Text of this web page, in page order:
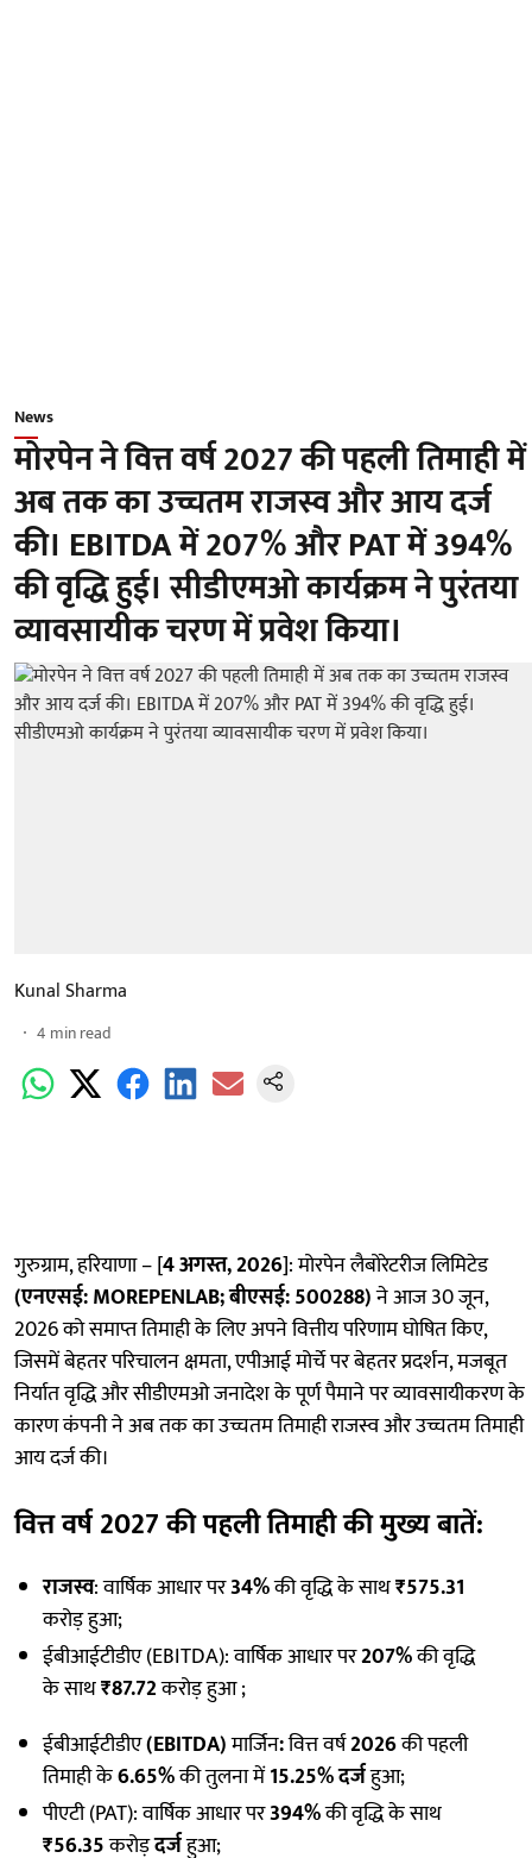
News
मोरपेन ने वित्त वर्ष 2027 की पहली तिमाही में
अब तक का उच्चतम राजस्व और आय दर्ज
की। EBITDA में 207% और PAT में 394%
की वृद्धि हुई। सीडीएमओ कार्यक्रम ने पुरंतया
व्यावसायीक चरण में प्रवेश किया।
Kunal Sharma
4 min read
गुरुग्राम, हरियाणा – [4 अगस्त, 2026]: मोरपेन लैबोरेटरीज लिमिटेड
(एनएसई:MOREPENLAB; बीएसई: 500288)ने आज 30 जून,
2026 को समाप्त तिमाही के लिए अपने वित्तीय परिणाम घोषित किए,
जिसमें बेहतर परिचालन क्षमता, एपीआई मोर्चे पर बेहतर प्रदर्शन, मजबूत
निर्यात वृद्धि और सीडीएमओ जनादेश के पूर्ण पैमाने पर व्यावसायीकरण के
कारण कंपनी ने अब तक का उच्चतम तिमाही राजस्व और उच्चतम तिमाही
आय दर्ज की।
वित्त वर्ष 2027 की पहली तिमाही की मुख्य बातें:
राजस्व: वार्षिक आधार पर34%की वृद्धि के साथ₹575.31
करोड़ हुआ;
ईबीआईटीडीए (EBITDA): वार्षिक आधार पर207%की वृद्धि
के साथ₹87.72करोड़ हुआ ;
ईबीआईटीडीए(EBITDA)मार्जिन:वित्त वर्ष2026की पहली
तिमाही के6.65%की तुलना में15.25% दर्जहुआ;
पीएटी (PAT): वार्षिक आधार पर394%की वृद्धि के साथ
₹56.35करोड़दर्जहुआ;